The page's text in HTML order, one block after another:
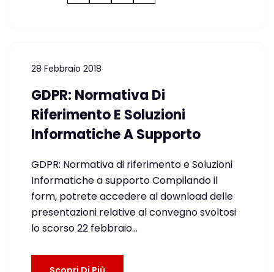
28 Febbraio 2018
GDPR: Normativa Di
Riferimento E Soluzioni
Informatiche A Supporto
GDPR: Normativa di riferimento e Soluzioni
Informatiche a supporto Compilando il
form, potrete accedere al download delle
presentazioni relative al convegno svoltosi
lo scorso 22 febbraio…